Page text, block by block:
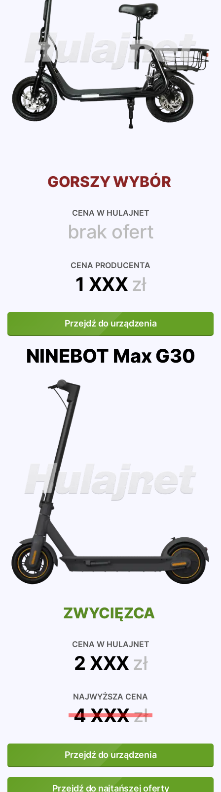
GORSZY WYBÓR
CENA W HULAJNET
brak ofert
CENA PRODUCENTA
1 XXX zł
Przejdź do urządzenia
NINEBOT Max G30
ZWYCIĘZCA
CENA W HULAJNET
2 XXX zł
NAJWYŻSZA CENA
4 XXXzł
Przejdź do urządzenia
Przejdź do najtańszej oferty